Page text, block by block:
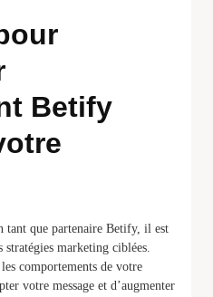
Betify
tant que partenaire Betify, il est
stratégies marketing ciblées.
comportements de votre
votre message et d’augmenter